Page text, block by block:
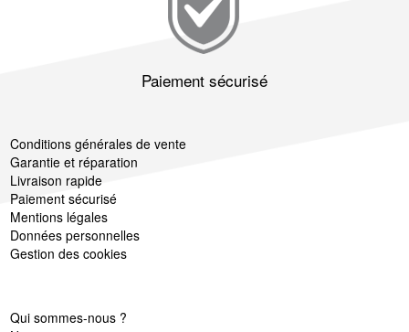
Paiement sécurisé
Conditions générales de vente
Garantie et réparation
Livraison rapide
Paiement sécurisé
Mentions légales
Données personnelles
Gestion des cookies
Qui sommes-nous ?